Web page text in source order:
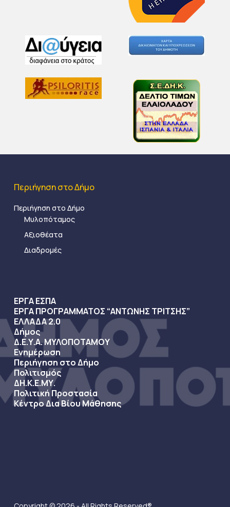
Περιήγηση στο Δήμο
Περιήγηση στο Δήμο
Μυλοπόταμος
Αξιοθέατα
Διαδρομές
ΕΡΓΑ ΕΣΠΑ
ΕΡΓΑ ΠΡΟΓΡΑΜΜΑΤΟΣ “ΑΝΤΩΝΗΣ ΤΡΙΤΣΗΣ”
ΕΛΛΑΔΑ 2.0
Δήμος
Δ.Ε.Υ.Α. ΜΥΛΟΠΟΤΑΜΟΥ
Ενημέρωση
Περιήγηση στο Δήμο
Πολιτισμός
ΔΗ.Κ.Ε.ΜΥ.
Πολιτική Προστασία
Κέντρο Δια Βίου Μάθησης